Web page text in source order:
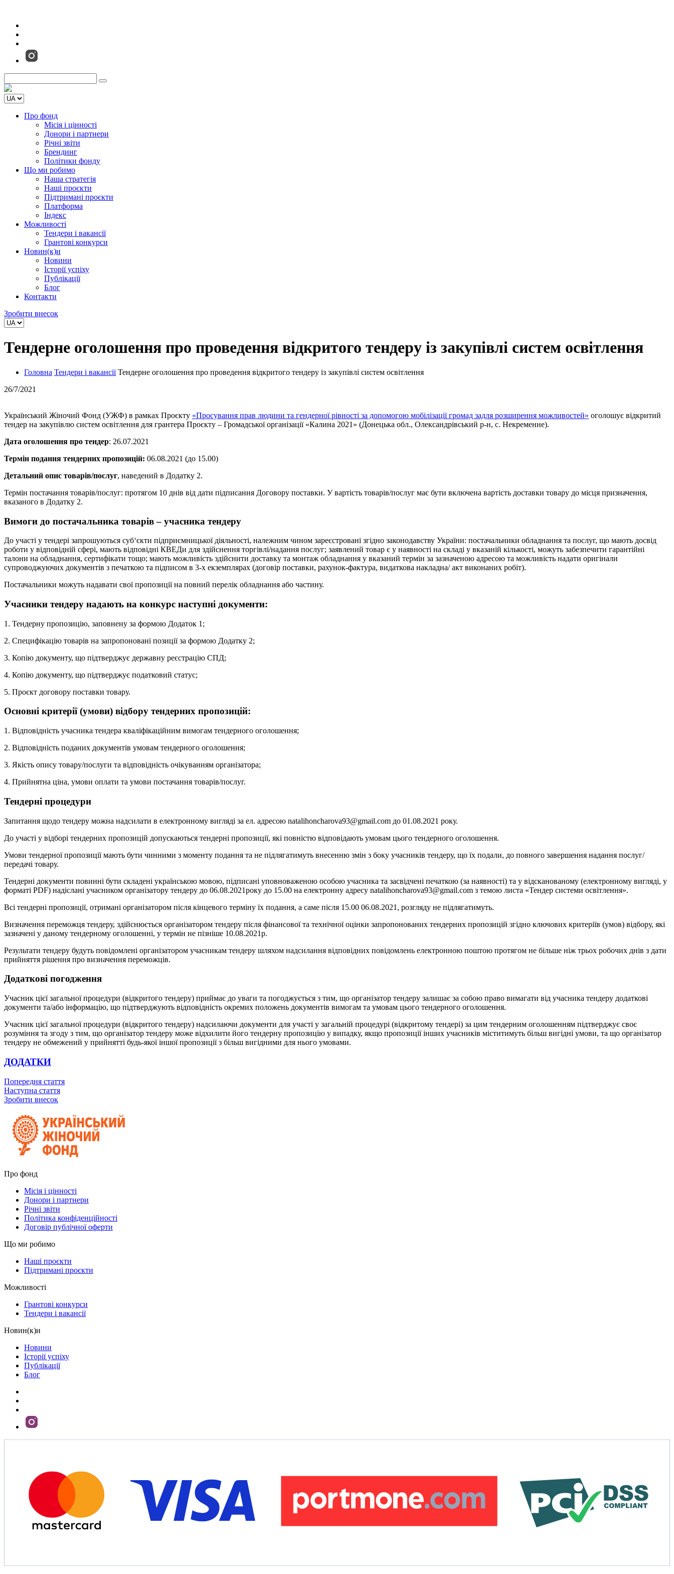
Про фонд
Місія і цінності
Донори і партнери
Річні звіти
Брендинг
Політики фонду
Що ми робимо
Наша стратегія
Наші проєкти
Підтримані проєкти
Платформа
Індекс
Можливості
Тендери і вакансії
Грантові конкурси
Новин(к)и
Новини
Історії успіху
Публікації
Блог
Контакти
Зробити внесок
Тендерне оголошення про проведення відкритого тендеру із закупівлі систем освітлення
Головна Тендери і вакансії Тендерне оголошення про проведення відкритого тендеру із закупівлі систем освітлення
26/7/2021
Український Жіночий Фонд (УЖФ) в рамках Проєкту «Просування прав людини та гендерної рівності за допомогою мобілізації громад задля розширення можливостей» оголошує відкритий
тендер на закупівлю систем освітлення для грантера Проєкту – Громадської організації «Калина 2021» (Донецька обл., Олександрівський р-н, с. Некременне).
Дата оголошення про тендер: 26.07.2021
Термін подання тендерних пропозицій: 06.08.2021 (до 15.00)
Детальний опис товарів/послуг, наведений в Додатку 2.
Термін постачання товарів/послуг: протягом 10 днів від дати підписання Договору поставки. У вартість товарів/послуг має бути включена вартість доставки товару до місця призначення,
вказаного в Додатку 2.
Вимоги до постачальника товарів – учасника тендеру
До участі у тендері запрошуються суб‘єкти підприємницької діяльності, належним чином зареєстровані згідно законодавству України: постачальники обладнання та послуг, що мають досвід
роботи у відповідній сфері, мають відповідні КВЕДи для здійснення торгівлі/надання послуг; заявлений товар є у наявності на складі у вказаній кількості, можуть забезпечити гарантійні
талони на обладнання, сертифікати тощо; мають можливість здійснити доставку та монтаж обладнання у вказаний термін за зазначеною адресою та можливість надати оригінали
супроводжуючих документів з печаткою та підписом в 3-х екземплярах (договір поставки, рахунок-фактура, видаткова накладна/ акт виконаних робіт).
Постачальники можуть надавати свої пропозиції на повний перелік обладнання або частину.
Учасники тендеру надають на конкурс наступні документи:
1. Тендерну пропозицію, заповнену за формою Додаток 1;
2. Специфікацію товарів на запропоновані позиції за формою Додатку 2;
3. Копію документу, що підтверджує державну реєстрацію СПД;
4. Копію документу, що підтверджує податковий статус;
5. Проєкт договору поставки товару.
Основні критерії (умови) відбору тендерних пропозицій:
1. Відповідність учасника тендера кваліфікаційним вимогам тендерного оголошення;
2. Відповідність поданих документів умовам тендерного оголошення;
3. Якість опису товару/послуги та відповідність очікуванням організатора;
4. Прийнятна ціна, умови оплати та умови постачання товарів/послуг.
Тендерні процедури
Запитання щодо тендеру можна надсилати в електронному вигляді за ел. адресою natalihoncharova93@gmail.com до 01.08.2021 року.
До участі у відборі тендерних пропозицій допускаються тендерні пропозиції, які повністю відповідають умовам цього тендерного оголошення.
Умови тендерної пропозиції мають бути чинними з моменту подання та не підлягатимуть внесенню змін з боку учасників тендеру, що їх подали, до повного завершення надання послуг/
передачі товару.
Тендерні документи повинні бути складені українською мовою, підписані уповноваженою особою учасника та засвідчені печаткою (за наявності) та у відсканованому (електронному вигляді, у
форматі PDF) надіслані учасником організатору тендеру до 06.08.2021року до 15.00 на електронну адресу natalihoncharova93@gmail.com з темою листа «Тендер системи освітлення».
Всі тендерні пропозиції, отримані організатором після кінцевого терміну їх подання, а саме після 15.00 06.08.2021, розгляду не підлягатимуть.
Визначення переможця тендеру, здійснюється організатором тендеру після фінансової та технічної оцінки запропонованих тендерних пропозицій згідно ключових критеріїв (умов) відбору, які
зазначені у даному тендерному оголошенні, у термін не пізніше 10.08.2021р.
Результати тендеру будуть повідомлені організатором учасникам тендеру шляхом надсилання відповідних повідомлень електронною поштою протягом не більше ніж трьох робочих днів з дати
прийняття рішення про визначення переможців.
Додаткові погодження
Учасник цієї загальної процедури (відкритого тендеру) приймає до уваги та погоджується з тим, що організатор тендеру залишає за собою право вимагати від учасника тендеру додаткові
документи та/або інформацію, що підтверджують відповідність окремих положень документів вимогам та умовам цього тендерного оголошення.
Учасник цієї загальної процедури (відкритого тендеру) надсилаючи документи для участі у загальній процедурі (відкритому тендері) за цим тендерним оголошенням підтверджує своє
розуміння та згоду з тим, що організатор тендеру може відхилити його тендерну пропозицію у випадку, якщо пропозиції інших учасників міститимуть більш вигідні умови, та що організатор
тендеру не обмежений у прийнятті будь-якої іншої пропозиції з більш вигідними для нього умовами.
ДОДАТКИ
Попередня стаття
Наступна стаття
Зробити внесок
Про фонд
Місія і цінності
Донори і партнери
Річні звіти
Політика конфіденційності
Договір публічної оферти
Що ми робимо
Наші проєкти
Підтримані проєкти
Можливості
Грантові конкурси
Тендери і вакансії
Новин(к)и
Новини
Історії успіху
Публікації
Блог